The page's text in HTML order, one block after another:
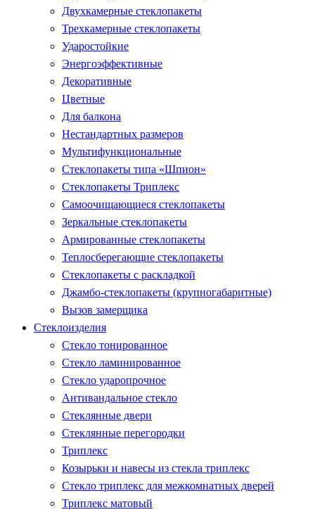
Двухкамерные стеклопакеты
Трехкамерные стеклопакеты
Ударостойкие
Энергоэффективные
Декоративные
Цветные
Для балкона
Нестандартных размеров
Мультифункциональные
Стеклопакеты типа «Шпион»
Стеклопакеты Триплекс
Самоочищающиеся стеклопакеты
Зеркальные стеклопакеты
Армированные стеклопакеты
Теплосберегающие стеклопакеты
Стеклопакеты с раскладкой
Джамбо-стеклопакеты (крупногабаритные)
Вызов замерщика
Стеклоизделия
Стекло тонированное
Стекло ламинированное
Стекло ударопрочное
Антивандальное стекло
Стеклянные двери
Стеклянные перегородки
Триплекс
Козырьки и навесы из стекла триплекс
Стекло триплекс для межкомнатных дверей
Триплекс матовый